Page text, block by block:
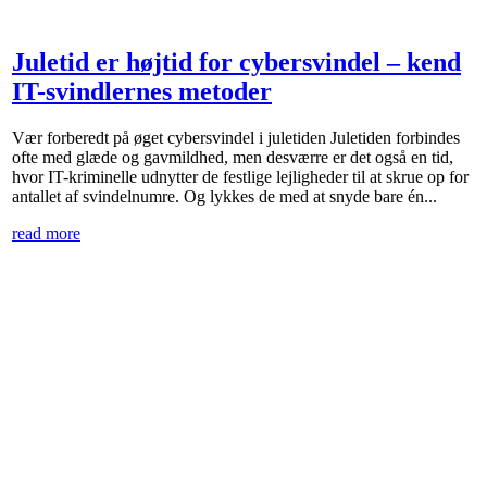
Juletid er højtid for cybersvindel – kend
IT-svindlernes metoder
Vær forberedt på øget cybersvindel i juletiden Juletiden forbindes
ofte med glæde og gavmildhed, men desværre er det også en tid,
hvor IT-kriminelle udnytter de festlige lejligheder til at skrue op for
antallet af svindelnumre. Og lykkes de med at snyde bare én...
read more